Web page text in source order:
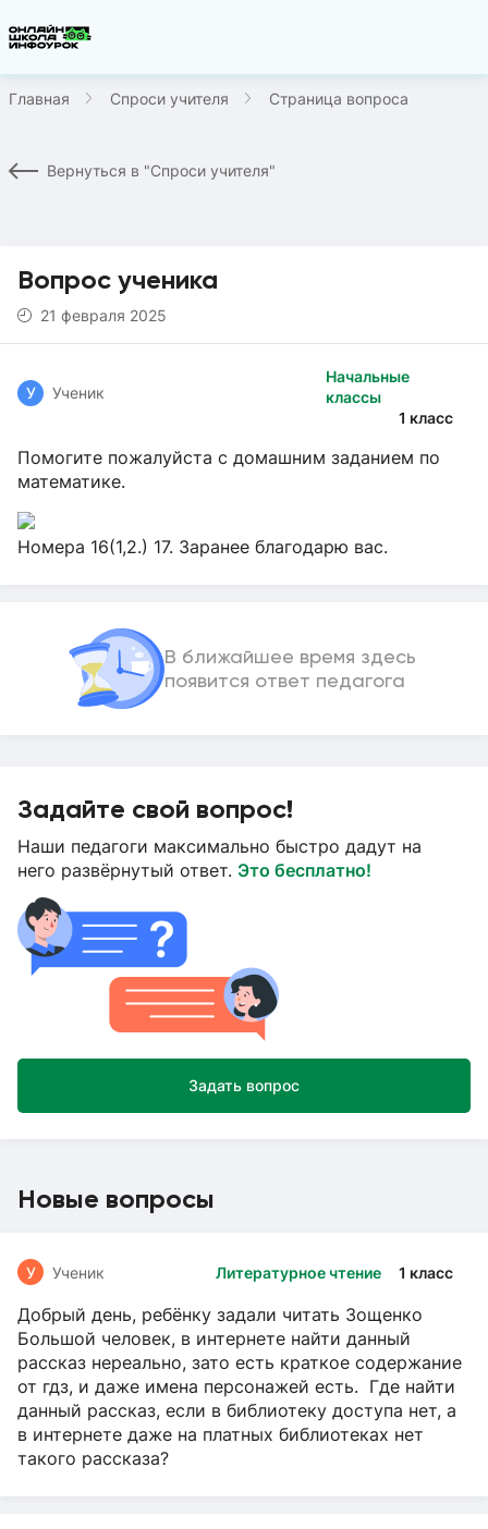
Главная Спроси учителя Страница вопроса
Вернуться в "Спроси учителя"
Вопрос ученика
21 февраля 2025
Начальные
классы
1 класс
У Ученик
Помогите пожалуйста с домашним заданием по
математике.
Номера 16(1,2.) 17. Заранее благодарю вас.
В ближайшее время здесь
появится ответ педагога
Задайте свой вопрос!
Наши педагоги максимально быстро дадут на
него развёрнутый ответ. Это бесплатно!
Задать вопрос
Новые вопросы
Литературное чтение 1 класс
У Ученик
Добрый день, ребёнку задали читать Зощенко
Большой человек, в интернете найти данный
рассказ нереально, зато есть краткое содержание
от гдз, и даже имена персонажей есть. Где найти
данный рассказ, если в библиотеку доступа нет, а
в интернете даже на платных библиотеках нет
такого рассказа?